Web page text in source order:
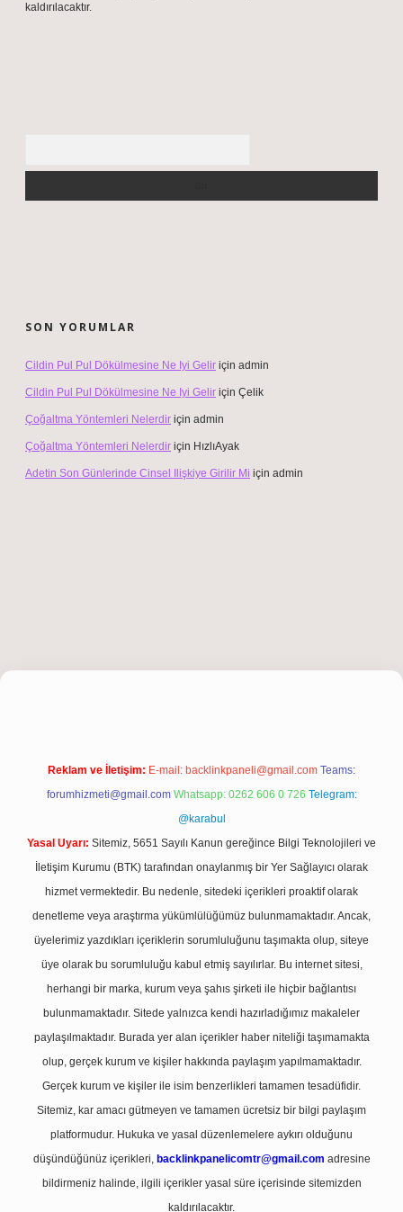
kaldırılacaktır.
SON YORUMLAR
Cildin Pul Pul Dökülmesine Ne Iyi Gelir için admin
Cildin Pul Pul Dökülmesine Ne Iyi Gelir için Çelik
Çoğaltma Yöntemleri Nelerdir için admin
Çoğaltma Yöntemleri Nelerdir için HızlıAyak
Adetin Son Günlerinde Cinsel Ilişkiye Girilir Mi için admin
giriş
Reklam ve İletişim: E-mail: backlinkpaneli@gmail.com Teams:
forumhizmeti@gmail.com Whatsapp: 0262 606 0 726 Telegram:
@karabul
Yasal Uyarı: Sitemiz, 5651 Sayılı Kanun gereğince Bilgi Teknolojileri ve
İletişim Kurumu (BTK) tarafından onaylanmış bir Yer Sağlayıcı olarak
hizmet vermektedir. Bu nedenle, sitedeki içerikleri proaktif olarak
denetleme veya araştırma yükümlülüğümüz bulunmamaktadır. Ancak,
üyelerimiz yazdıkları içeriklerin sorumluluğunu taşımakta olup, siteye
üye olarak bu sorumluluğu kabul etmiş sayılırlar. Bu internet sitesi,
herhangi bir marka, kurum veya şahıs şirketi ile hiçbir bağlantısı
bulunmamaktadır. Sitede yalnızca kendi hazırladığımız makaleler
paylaşılmaktadır. Burada yer alan içerikler haber niteliği taşımamakta
olup, gerçek kurum ve kişiler hakkında paylaşım yapılmamaktadır.
Gerçek kurum ve kişiler ile isim benzerlikleri tamamen tesadüfidir.
Sitemiz, kar amacı gütmeyen ve tamamen ücretsiz bir bilgi paylaşım
platformudur. Hukuka ve yasal düzenlemelere aykırı olduğunu
düşündüğünüz içerikleri, backlinkpanelicomtr@gmail.com adresine
bildirmeniz halinde, ilgili içerikler yasal süre içerisinde sitemizden
kaldırılacaktır.